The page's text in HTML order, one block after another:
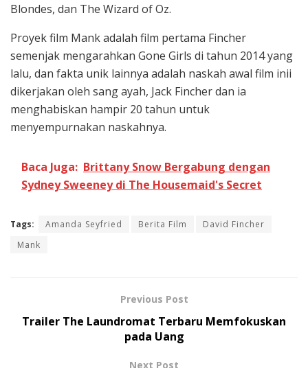
Blondes, dan The Wizard of Oz.
Proyek film Mank adalah film pertama Fincher
semenjak mengarahkan Gone Girls di tahun 2014 yang
lalu, dan fakta unik lainnya adalah naskah awal film inii
dikerjakan oleh sang ayah, Jack Fincher dan ia
menghabiskan hampir 20 tahun untuk
menyempurnakan naskahnya.
Baca Juga: Brittany Snow Bergabung dengan
Sydney Sweeney di The Housemaid's Secret
Tags: Amanda Seyfried Berita Film
David Fincher
Mank
Previous Post
Trailer The Laundromat Terbaru Memfokuskan
pada Uang
Next Post